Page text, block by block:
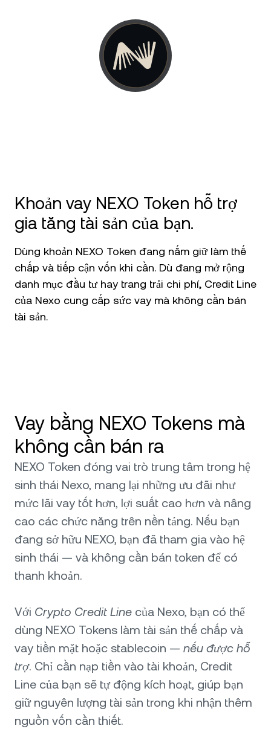
USDC
EURC EURC
Xem tất cả các tài sản
Khoản vay NEXO Token hỗ trợ
gia tăng tài sản của bạn.
Dùng khoản NEXO Token đang nắm giữ làm thế
chấp và tiếp cận vốn khi cần. Dù đang mở rộng
danh mục đầu tư hay trang trải chi phí, Credit Line
của Nexo cung cấp sức vay mà không cần bán
tài sản.
Vay bằng NEXO Tokens mà
không cần bán ra
NEXO Token đóng vai trò trung tâm trong hệ
sinh thái Nexo, mang lại những ưu đãi như
mức lãi vay tốt hơn, lợi suất cao hơn và nâng
cao các chức năng trên nền tảng. Nếu bạn
đang sở hữu NEXO, bạn đã tham gia vào hệ
sinh thái — và không cần bán token để có
thanh khoản.
Với Crypto Credit Line của Nexo, bạn có thể
dùng NEXO Tokens làm tài sản thế chấp và
vay tiền mặt hoặc stablecoin — nếu được hỗ
trợ. Chỉ cần nạp tiền vào tài khoản, Credit
Line của bạn sẽ tự động kích hoạt, giúp bạn
giữ nguyên lượng tài sản trong khi nhận thêm
nguồn vốn cần thiết.